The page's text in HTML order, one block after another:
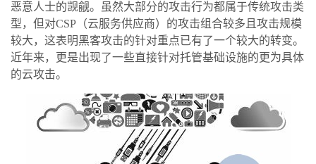
恶意人士的觊觎。虽然大部分的攻击行为都属于传统攻击类
型，但对CSP（云服务供应商）的攻击组合较多且攻击规模
较大，这表明黑客攻击的针对重点已有了一个较大的转变。
近年来，更是出现了一些直接针对托管基础设施的更为具体
的云攻击。